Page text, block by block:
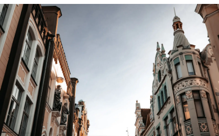
PEO
복잡한 고용 업무를 아웃소싱
인프라
Remote 통합
HR을 워크플로에 매끄럽게 통합
플랫폼
팀을 위한 통합된 핵심 HR 기능
성장 단계
스타트업
성장하는 기업을 위한 민첩한 글로벌 HR 및 급여 솔루션
중견기업
맞춤형 HR 솔루션으로 팀 확장
엔터프라이즈
대기업을 위한 글로벌 HR
글로벌 계약직을 위한 통화 옵션과 지급 소요 시간 확인
REMOTE와 함께 배우기
리서치 및 가이드
사례 연구
HR 용어집
체크리스트 및 템플릿
Nederlands
Français
Deutsch
Español
Italiano
Português (Portugal)